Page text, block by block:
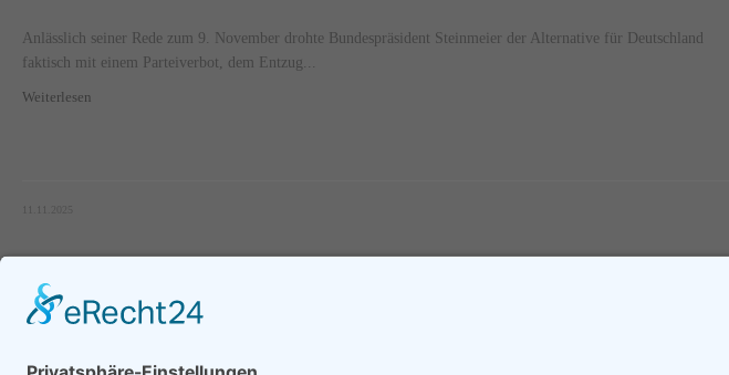
Anlässlich seiner Rede zum 9. November drohte Bundespräsident Steinmeier der Alternative für Deutschland
faktisch mit einem Parteiverbot, dem Entzug...
Weiterlesen